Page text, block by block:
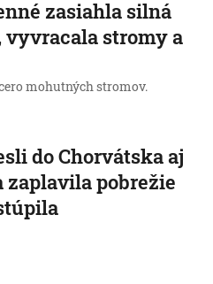
zasiahla silná
stromy a
mohutných stromov.
do Chorvátska aj
zaplavila pobrežie